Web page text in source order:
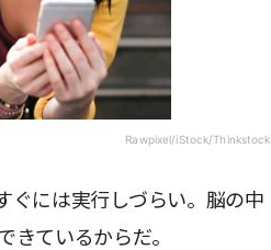
Rawpixel/iStock/Thinkstock
ぐには実行しづらい。脳の中
きているからだ。